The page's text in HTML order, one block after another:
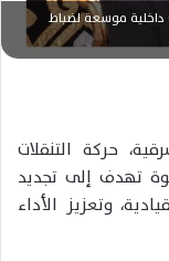
داخلية موسعة لضباط
حركة التنقلات
تهدف إلى تجديد
وتعزيز الأداء